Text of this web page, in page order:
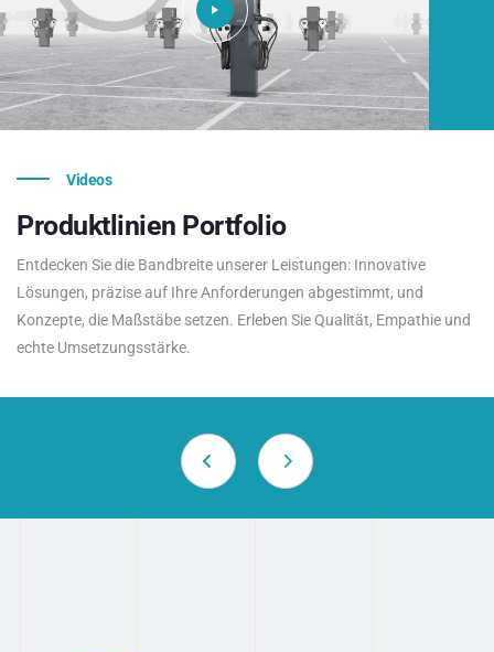
Videos
Produktlinien Portfolio
Entdecken Sie die Bandbreite unserer Leistungen: Innovative
Lösungen, präzise auf Ihre Anforderungen abgestimmt, und
Konzepte, die Maßstäbe setzen. Erleben Sie Qualität, Empathie und
echte Umsetzungsstärke.